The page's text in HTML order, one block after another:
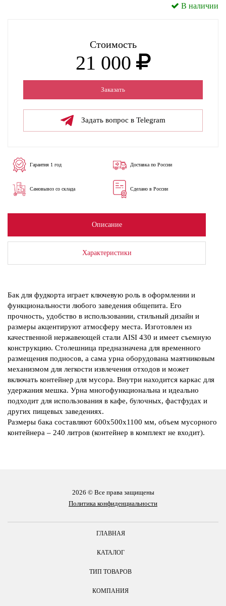
В наличии
Стоимость
21 000
Заказать
Задать вопрос в Telegram
Гарантия 1 год Доставка по России
Самовывоз со склада Сделано в России
Описание
Характеристики
Бак для фудкорта играет ключевую роль в оформлении и
функциональности любого заведения общепита. Его
прочность, удобство в использовании, стильный дизайн и
размеры акцентируют атмосферу места. Изготовлен из
качественной нержавеющей стали AISI 430 и имеет съемную
конструкцию. Столешница предназначена для временного
размещения подносов, а сама урна оборудована маятниковым
механизмом для легкости извлечения отходов и может
включать контейнер для мусора. Внутри находится каркас для
удержания мешка. Урна многофункциональна и идеально
подходит для использования в кафе, булочных, фастфудах и
других пищевых заведениях.
Размеры бака составляют 600x500x1100 мм, объем мусорного
контейнера – 240 литров (контейнер в комплект не входит).
2026 © Все права защищены
Политика конфиденциальности
ГЛАВНАЯ
КАТАЛОГ
ТИП ТОВАРОВ
КОМПАНИЯ